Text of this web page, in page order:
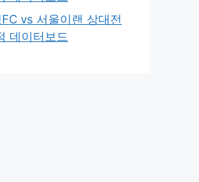
vs 서울이랜 상대전
데이터보드